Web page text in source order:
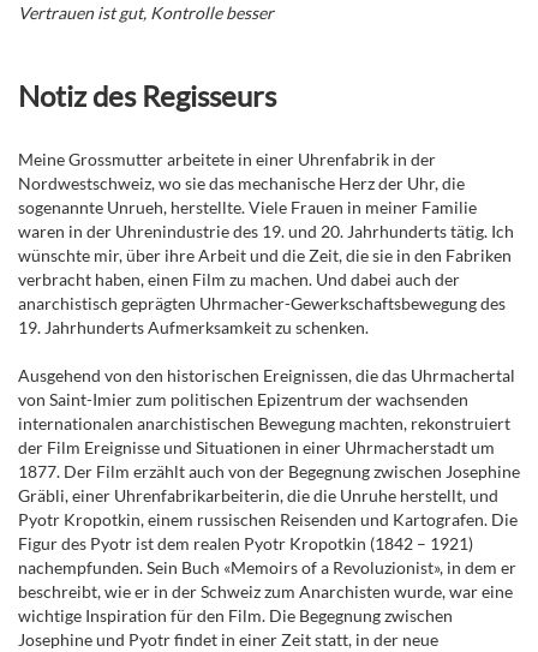
Vertrauen ist gut, Kontrolle besser
Notiz des Regisseurs
Meine Grossmutter arbeitete in einer Uhrenfabrik in der
Nordwestschweiz, wo sie das mechanische Herz der Uhr, die
sogenannte Unrueh, herstellte. Viele Frauen in meiner Familie
waren in der Uhrenindustrie des 19. und 20. Jahrhunderts tätig. Ich
wünschte mir, über ihre Arbeit und die Zeit, die sie in den Fabriken
verbracht haben, einen Film zu machen. Und dabei auch der
anarchistisch geprägten Uhrmacher-Gewerkschaftsbewegung des
19. Jahrhunderts Aufmerksamkeit zu schenken.
Ausgehend von den historischen Ereignissen, die das Uhrmachertal
von Saint-Imier zum politischen Epizentrum der wachsenden
internationalen anarchistischen Bewegung machten, rekonstruiert
der Film Ereignisse und Situationen in einer Uhrmacherstadt um
1877. Der Film erzählt auch von der Begegnung zwischen Josephine
Gräbli, einer Uhrenfabrikarbeiterin, die die Unruhe herstellt, und
Pyotr Kropotkin, einem russischen Reisenden und Kartografen. Die
Figur des Pyotr ist dem realen Pyotr Kropotkin (1842 – 1921)
nachempfunden. Sein Buch «Memoirs of a Revoluzionist», in dem er
beschreibt, wie er in der Schweiz zum Anarchisten wurde, war eine
wichtige Inspiration für den Film. Die Begegnung zwischen
Josephine und Pyotr findet in einer Zeit statt, in der neue